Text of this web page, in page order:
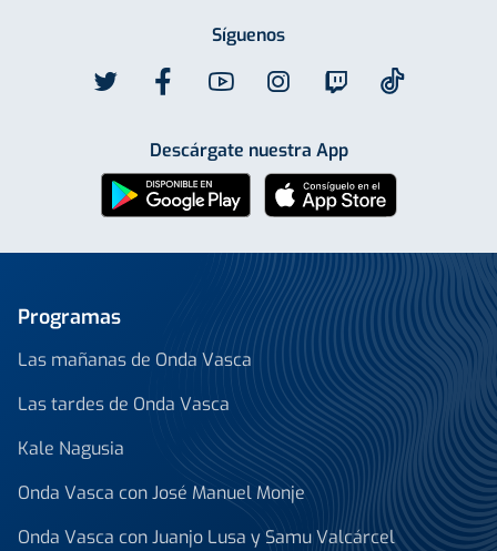
Síguenos
Descárgate nuestra App
Programas
Las mañanas de Onda Vasca
Las tardes de Onda Vasca
Kale Nagusia
Onda Vasca con José Manuel Monje
Onda Vasca con Juanjo Lusa y Samu Valcárcel